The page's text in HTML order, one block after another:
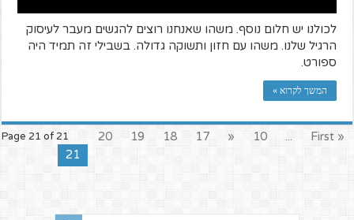
לכולנו יש חלום נוסף. משהו שאנחנו רוצים להגשים מעבר לעיסוק
הרגיל שלנו. משהו עם חזון ותשוקה גדולה. בשבילי זה תמיד היה
ספורט.
המשך לקרוא »
Page 21 of 21 « First
...
10
«
17
18
19
20
21